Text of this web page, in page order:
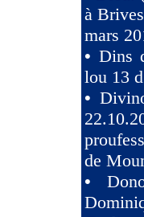
à
mars
• Dins
lou 13
•
de
•